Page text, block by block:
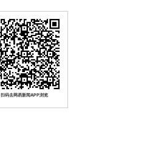
扫码去网易新闻APP浏览